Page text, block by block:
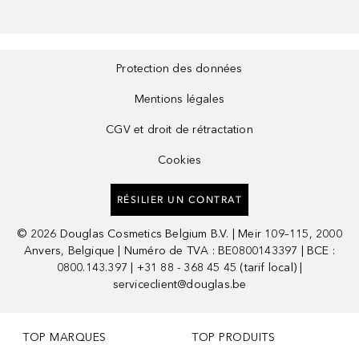
Protection des données
Mentions légales
CGV et droit de rétractation
Cookies
RÉSILIER UN CONTRAT
© 2026 Douglas Cosmetics Belgium B.V. | Meir 109–115, 2000
Anvers, Belgique | Numéro de TVA : BE0800143397 | BCE :
0800.143.397 | +31 88 - 368 45 45 (tarif local) |
serviceclient@douglas.be
TOP MARQUES TOP PRODUITS